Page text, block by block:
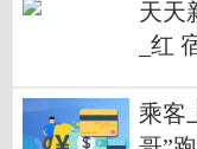
天天
_红
乘客